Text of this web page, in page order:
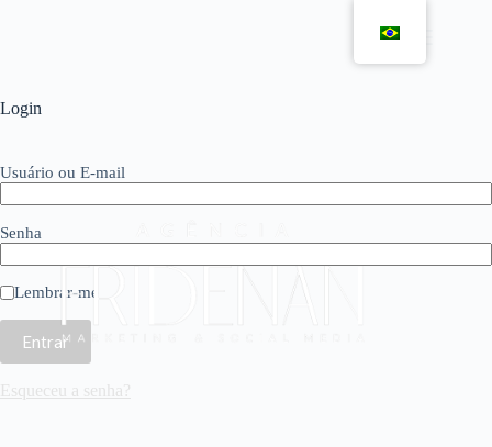
Login
Usuário ou E-mail
Senha
Lembrar-me
Esqueceu a senha?